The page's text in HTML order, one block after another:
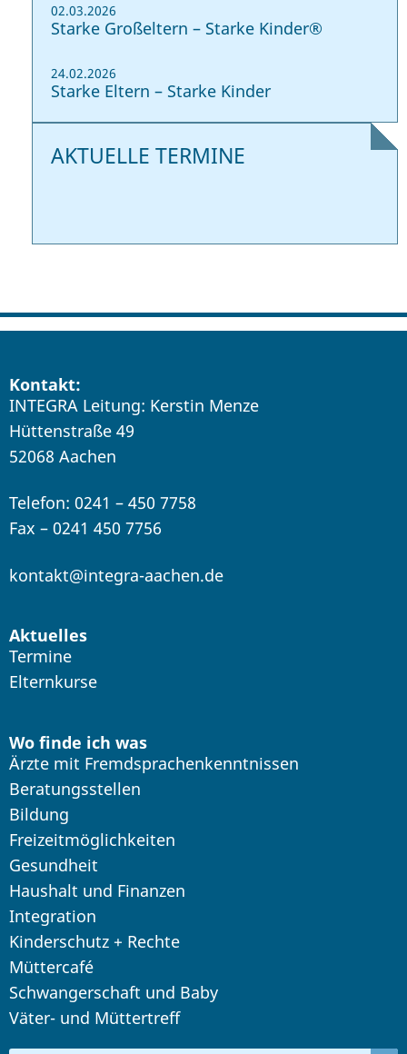
02.03.2026
Starke Großeltern – Starke Kinder®
24.02.2026
Starke Eltern – Starke Kinder
AKTUELLE TERMINE
Kontakt:
INTEGRA Leitung: Kerstin Menze
Hüttenstraße 49
52068 Aachen
Telefon: 0241 – 450 7758
Fax – 0241 450 7756
kontakt@integra-aachen.de
Aktuelles
Termine
Elternkurse
Wo finde ich was
Ärzte mit Fremdsprachenkenntnissen
Beratungsstellen
Bildung
Freizeitmöglichkeiten
Gesundheit
Haushalt und Finanzen
Integration
Kinderschutz + Rechte
Müttercafé
Schwangerschaft und Baby
Väter- und Müttertreff